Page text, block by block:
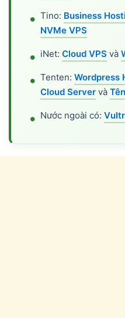
Tino: Business
NVMe VPS
iNet: Cloud VPS và
Tenten: Wordpress
Cloud Server và
Nước ngoài có: Vultr